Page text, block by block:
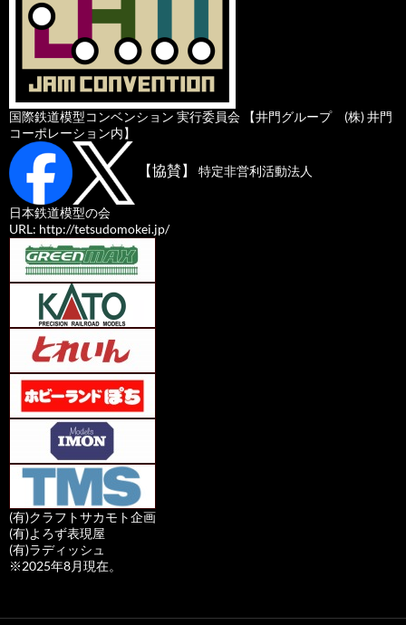
国際鉄道模型コンベンション 実行委員会 【井門グループ (株) 井門
コーポレーション内】
【協賛】 特定非営利活動法人
日本鉄道模型の会
URL: http://tetsudomokei.jp/
(有)クラフトサカモト企画
(有)よろず表現屋
(有)ラディッシュ
※2025年8月現在。